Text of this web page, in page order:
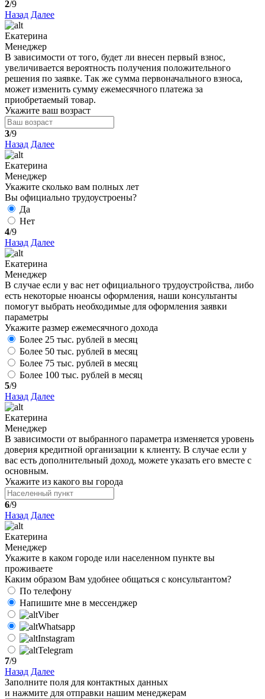
2/9
Назад Далее
Екатерина
Менеджер
В зависимости от того, будет ли внесен первый взнос,
увеличивается вероятность получения положительного
решения по заявке. Так же сумма первоначального взноса,
может изменить сумму ежемесячного платежа за
приобретаемый товар.
Укажите ваш возраст
3/9
Назад Далее
Екатерина
Менеджер
Укажите сколько вам полных лет
Вы официально трудоустроены?
Да
Нет
4/9
Назад Далее
Екатерина
Менеджер
В случае если у вас нет официального трудоустройства, либо
есть некоторые нюансы оформления, наши консультанты
помогут выбрать необходимые для оформления заявки
параметры
Укажите размер ежемесячного дохода
Более 25 тыс. рублей в месяц
Более 50 тыс. рублей в месяц
Более 75 тыс. рублей в месяц
Более 100 тыс. рублей в месяц
5/9
Назад Далее
Екатерина
Менеджер
В зависимости от выбранного параметра изменяется уровень
доверия кредитной организации к клиенту. В случае если у
вас есть дополнительный доход, можете указать его вместе с
основным.
Укажите из какого вы города
6/9
Назад Далее
Екатерина
Менеджер
Укажите в каком городе или населенном пункте вы
проживаете
Каким образом Вам удобнее общаться с консультантом?
По телефону
Напишите мне в мессенджер
Viber
Whatsapp
Instagram
Telegram
7/9
Назад Далее
Заполните поля для контактных данных
и нажмите для отправки нашим менеджерам